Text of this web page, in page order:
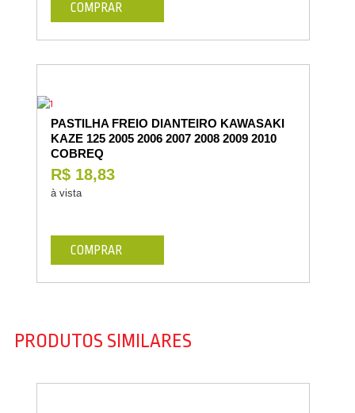
COMPRAR
PASTILHA FREIO DIANTEIRO KAWASAKI
KAZE 125 2005 2006 2007 2008 2009 2010
COBREQ
R$ 18,83
à vista
COMPRAR
PRODUTOS SIMILARES